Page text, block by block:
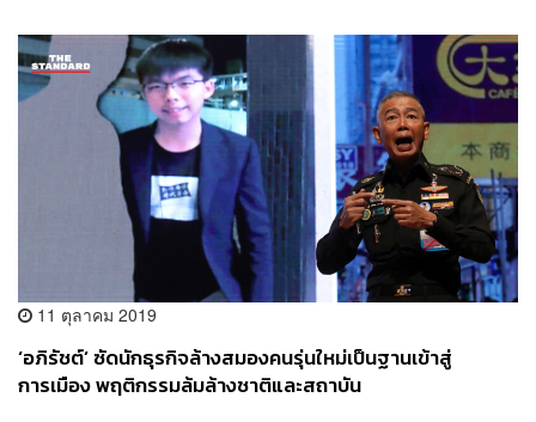
11 ตุลาคม 2019
‘อภิรัชต์’ ซัดนักธุรกิจล้างสมองคนรุ่นใหม่เป็นฐานเข้าสู่
การเมือง พฤติกรรมล้มล้างชาติและสถาบัน